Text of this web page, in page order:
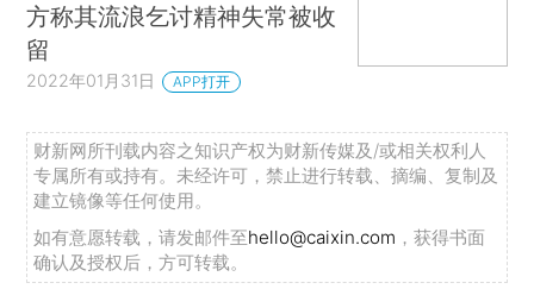
方称其流浪乞讨精神失常被收
留
2022年01月31日 APP打开
财新网所刊载内容之知识产权为财新传媒及/或相关权利人
专属所有或持有。未经许可，禁止进行转载、摘编、复制及
建立镜像等任何使用。
如有意愿转载，请发邮件至hello@caixin.com ，获得书面
确认及授权后，方可转载。